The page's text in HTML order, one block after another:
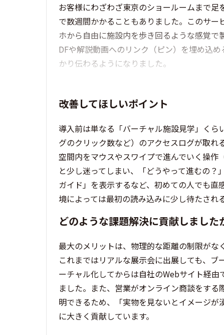
お客様にわざわざ東京のショールームまで
で数週間かかることもありました。このサ
ホから自由に施設内を歩き回るような感覚
DFや解説動画へのリンク（ピン）を埋め込
かり伝わるようになりました。
改善してほしいポイント
導入前は単なる「バーチャル施設見学」く
グのクリック数など）のアクセスログが取れ
空間内をマウスやスワイプで進んでいく操
と少し迷ってしまい、「どうやって進むの
ガイド」を表示するなど、初めての人でも
境によっては最初の読み込みに少し待たされ
どのような課題解決に貢献しまし
最大のメリットは、物理的な距離の制限がな
これまではリアルな展示会に出展しても、
ーチャル化してからは自社のWebサイト経
ました。また、営業がオンライン商談をす
明できるため、「実物を見ないとイメージ
に大きく貢献しています。